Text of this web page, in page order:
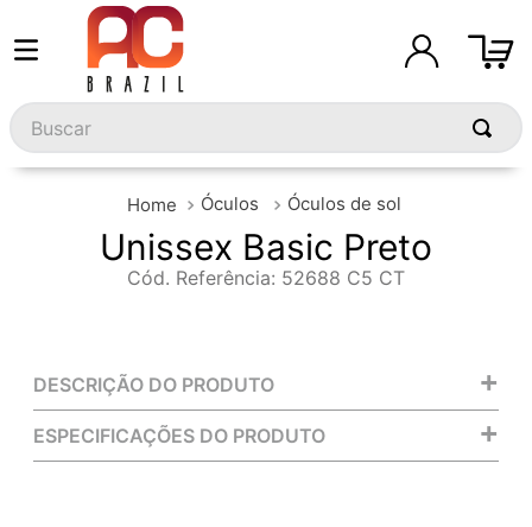
Buscar
Óculos Óculos de sol
Unissex Basic Preto
Cód. Referência: 52688 C5 CT
DESCRIÇÃO DO PRODUTO +
ESPECIFICAÇÕES DO PRODUTO +